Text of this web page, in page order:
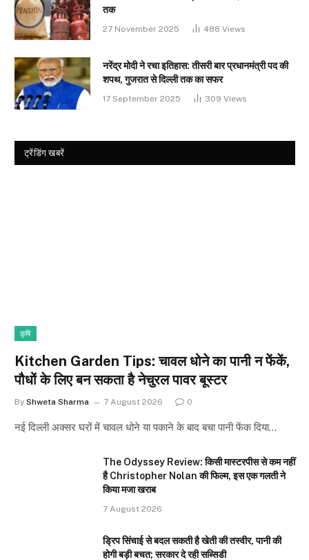
तक
27 November 2025 488 Views
नरेंद्र मोदी ने रचा इतिहास: तीसरी बार प्रधानमंत्री पद की
शपथ, गुजरात से दिल्ली तक का सफर
17 September 2025 309 Views
ट्रेंडिंग खबरें
कृषि
Kitchen Garden Tips: चावल धोने का पानी न फेंकें,
पौधों के लिए बन सकता है नेचुरल पावर बूस्टर
By Shweta Sharma 7 August 2026 0
नई दिल्ली अक्सर घरों में चावल धोने या पकाने के बाद बचा पानी फेंक दिया…
The Odyssey Review: किसी मास्टरपीस से कम नहीं
है Christopher Nolan की फिल्म, इस एक गलती ने
किया मजा खराब
7 August 2026
ड्रिप सिंचाई से बदल सकती है खेती की तस्वीर, पानी की
होगी बड़ी बचत; सरकार दे रही सब्सिडी